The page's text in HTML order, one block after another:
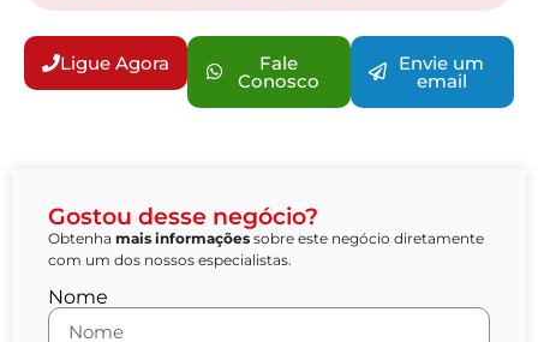
Ligue Agora Fale
Conosco
Envie um
email
Gostou desse negócio?
Obtenha mais informações sobre este negócio diretamente
com um dos nossos especialistas.
Nome